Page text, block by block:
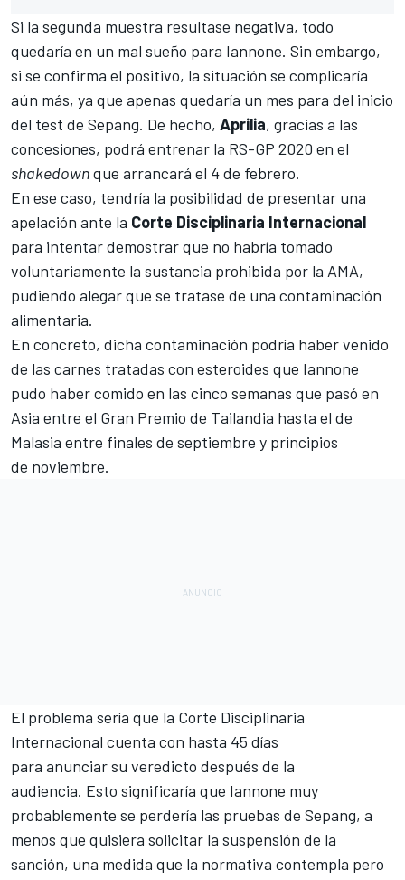
Si la segunda muestra resultase negativa, todo
quedaría en un mal sueño para Iannone. Sin embargo,
si se confirma el positivo, la situación se complicaría
aún más, ya que apenas quedaría un mes para del inicio
del test de Sepang. De hecho, Aprilia, gracias a las
concesiones, podrá entrenar la RS-GP 2020 en el
shakedownque arrancará el 4 de febrero.
En ese caso, tendría la posibilidad de presentar una
apelación ante la Corte Disciplinaria Internacional
para intentar demostrar que no habría tomado
voluntariamente la sustancia prohibida por la AMA,
pudiendo alegar que se tratase de una contaminación
alimentaria.
En concreto, dicha contaminación podría haber venido
de las carnes tratadas con esteroides que Iannone
pudo haber comido en las cinco semanas que pasó en
Asia entre el Gran Premio de Tailandia hasta el de
Malasia entre finales de septiembre y principios
de noviembre.
El problema sería que la Corte Disciplinaria
Internacional cuenta con hasta 45 días
para anunciar su veredicto después de la
audiencia. Esto significaría que Iannone muy
probablemente se perdería las pruebas de Sepang, a
menos que quisiera solicitar la suspensión de la
sanción, una medida que la normativa contempla pero